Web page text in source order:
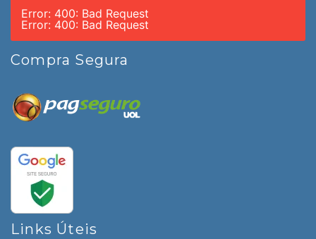
Error: 400: Bad Request
Error: 400: Bad Request
Compra Segura
Links Úteis